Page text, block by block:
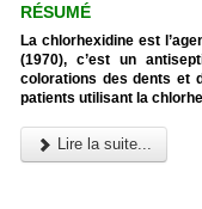
RÉSUMÉ
La chlorhexidine est
(1970), c’est un
colorations des dents et
patients utilisant la
Lire la suite...